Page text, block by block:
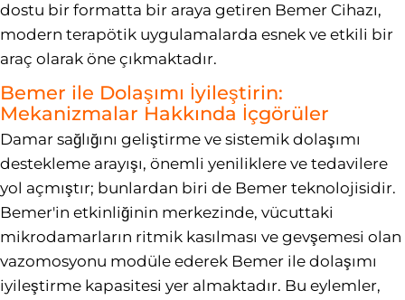
dostu bir formatta bir araya getiren Bemer Cihazı,
modern terapötik uygulamalarda esnek ve etkili bir
araç olarak öne çıkmaktadır.
Bemer ile Dolaşımı İyileştirin:
Mekanizmalar Hakkında İçgörüler
Damar sağlığını geliştirme ve sistemik dolaşımı
destekleme arayışı, önemli yeniliklere ve tedavilere
yol açmıştır; bunlardan biri de Bemer teknolojisidir.
Bemer'in etkinliğinin merkezinde, vücuttaki
mikrodamarların ritmik kasılması ve gevşemesi olan
vazomosyonu modüle ederek Bemer ile dolaşımı
iyileştirme kapasitesi yer almaktadır. Bu eylemler,